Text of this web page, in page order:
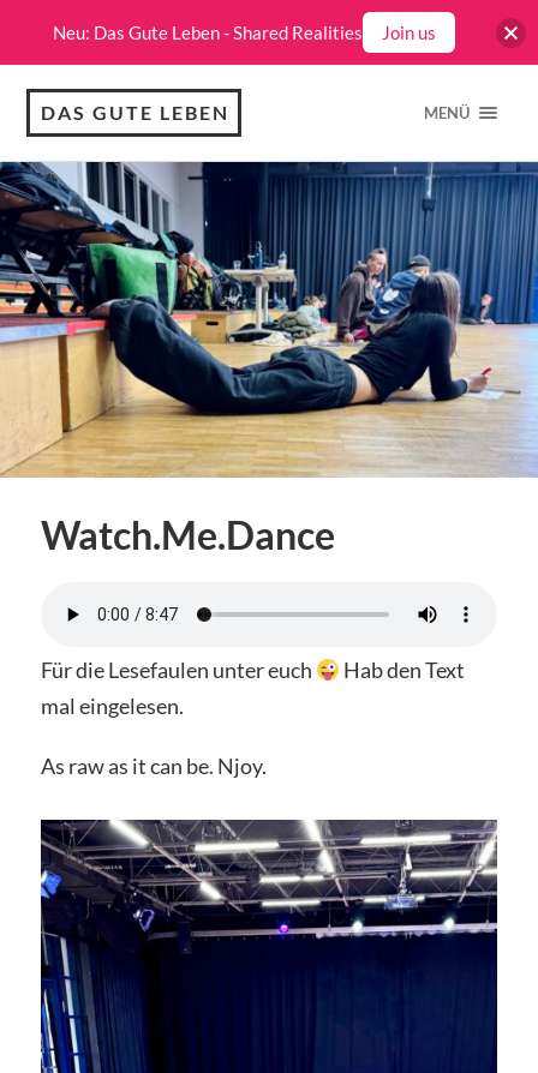
DAS GUTE LEBEN MENÜ
Watch.Me.Dance
Für die Lesefaulen unter euch
Hab den Text
mal eingelesen.
As raw as it can be. Njoy.
Neu: Das Gute Leben - Shared Realities Join us